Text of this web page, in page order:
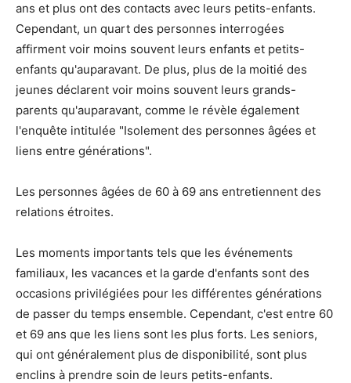
ans et plus ont des contacts avec leurs petits-enfants.
Cependant, un quart des personnes interrogées
affirment voir moins souvent leurs enfants et petits-
enfants qu'auparavant. De plus, plus de la moitié des
jeunes déclarent voir moins souvent leurs grands-
parents qu'auparavant, comme le révèle également
l'enquête intitulée "Isolement des personnes âgées et
liens entre générations".
Les personnes âgées de 60 à 69 ans entretiennent des
relations étroites.
Les moments importants tels que les événements
familiaux, les vacances et la garde d'enfants sont des
occasions privilégiées pour les différentes générations
de passer du temps ensemble. Cependant, c'est entre 60
et 69 ans que les liens sont les plus forts. Les seniors,
qui ont généralement plus de disponibilité, sont plus
enclins à prendre soin de leurs petits-enfants.